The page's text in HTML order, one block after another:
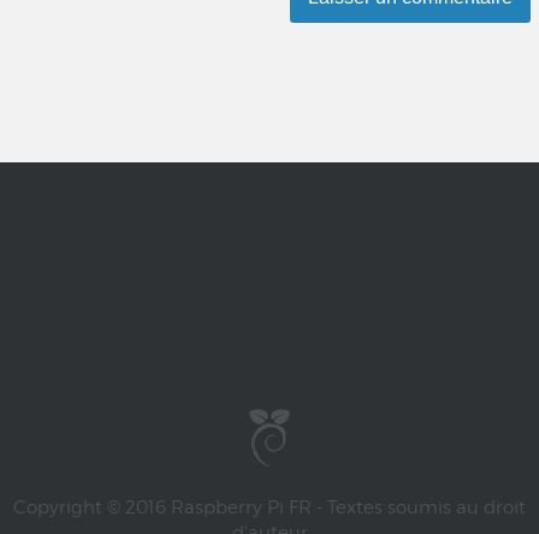
Copyright © 2016 Raspberry Pi FR - Textes soumis au droit